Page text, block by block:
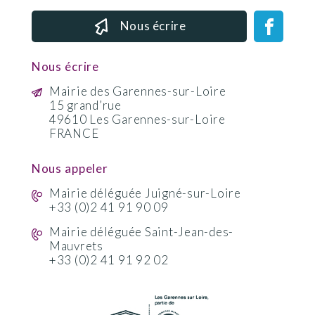
Nous écrire
Nous écrire
Mairie des Garennes-sur-Loire
15 grand’rue
49610 Les Garennes-sur-Loire
FRANCE
Nous appeler
Mairie déléguée Juigné-sur-Loire
+33 (0)2 41 91 90 09
Mairie déléguée Saint-Jean-des-
Mauvrets
+33 (0)2 41 91 92 02